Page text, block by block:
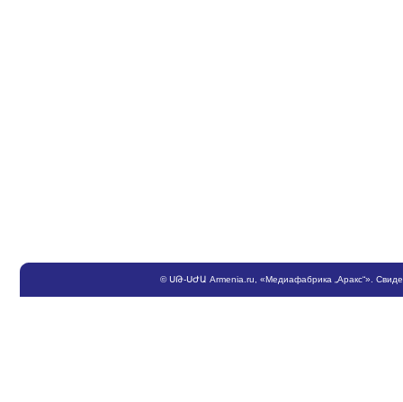
©ՍԹ-ՍԺԱ Armenia.ru , «Медиафабрика „Аракс“».